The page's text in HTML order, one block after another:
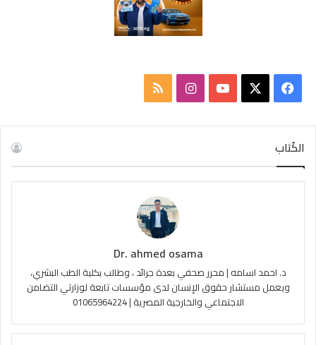
فيسبوك ‫YouTubeانستقرامملخص
الكُتاب
Dr. ahmed osama
د. احمد اسامه | محرر صحفي بعدة جرائد ، وطالب بكلية الطب البشري،
ويعمل مستشار حقوق الإنسان لدى مؤسسات تابعة لوزارتي التضامن
الاجتماعي والخارجية المصرية | 01065964224